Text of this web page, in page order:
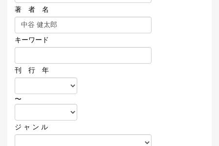
著 者 名
キーワード
刊 行 年
〜
ジ ャ ン ル